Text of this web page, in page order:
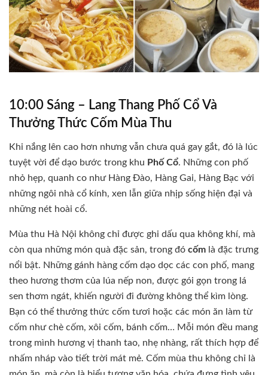
10:00 Sáng – Lang Thang Phố Cổ Và
Thưởng Thức Cốm Mùa Thu
Khi nắng lên cao hơn nhưng vẫn chưa quá gay gắt, đó là lúc
tuyệt vời để dạo bước trong khu Phố Cổ. Những con phố
nhỏ hẹp, quanh co như Hàng Đào, Hàng Gai, Hàng Bạc với
những ngôi nhà cổ kính, xen lẫn giữa nhịp sống hiện đại và
những nét hoài cổ.
Mùa thu Hà Nội không chỉ được ghi dấu qua không khí, mà
còn qua những món quà đặc sản, trong đó cốm là đặc trưng
nổi bật. Những gánh hàng cốm dạo dọc các con phố, mang
theo hương thơm của lúa nếp non, được gói gọn trong lá
sen thơm ngát, khiến người đi đường không thể kìm lòng.
Bạn có thể thưởng thức cốm tươi hoặc các món ăn làm từ
cốm như chè cốm, xôi cốm, bánh cốm… Mỗi món đều mang
trong mình hương vị thanh tao, nhẹ nhàng, rất thích hợp để
nhấm nháp vào tiết trời mát mẻ. Cốm mùa thu không chỉ là